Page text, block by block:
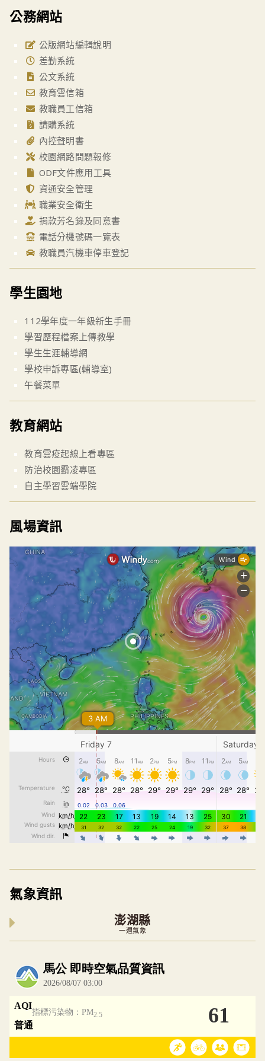
公務網站
公版網站編輯說明
差勤系統
公文系統
教育雲信箱
教職員工信箱
請購系統
內控聲明書
校園網路問題報修
ODF文件應用工具
資通安全管理
職業安全衛生
捐款芳名錄及同意書
電話分機號碼一覽表
教職員汽機車停車登記
學生園地
112學年度一年級新生手冊
學習歷程檔案上傳教學
學生生涯輔導網
學校申訴專區(輔導室)
午餐菜單
教育網站
教育雲疫起線上看專區
防治校園霸凌專區
自主學習雲端學院
風場資訊
氣象資訊
澎湖縣
一週氣象
內嵌空氣品質小工具為視覺預覽，完整即時空